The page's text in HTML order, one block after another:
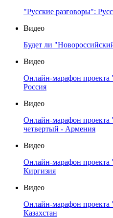
"Русские разговоры":
Видео
Будет ли
Видео
Онлайн-марафон
Россия
Видео
Онлайн-марафон проекта
четвертый - Армения
Видео
Онлайн-марафон проекта
Киргизия
Видео
Онлайн-марафон проекта
Казахстан